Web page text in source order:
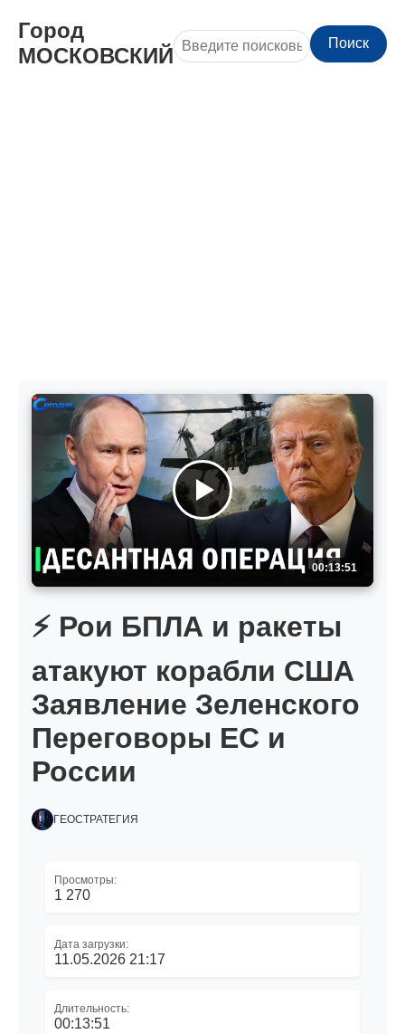
Город
МОСКОВСКИЙ
Поиск
00:13:51
⚡️ Рои БПЛА и ракеты
атакуют корабли США
Заявление Зеленского
Переговоры ЕС и
России
ГЕОСТРАТЕГИЯ
Просмотры:
1 270
Дата загрузки:
11.05.2026 21:17
Длительность:
00:13:51